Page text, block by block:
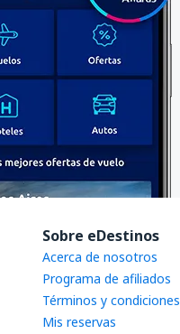
Sobre eDestinos
Acerca de nosotros
Programa de afiliados
Términos y condiciones
Mis reservas